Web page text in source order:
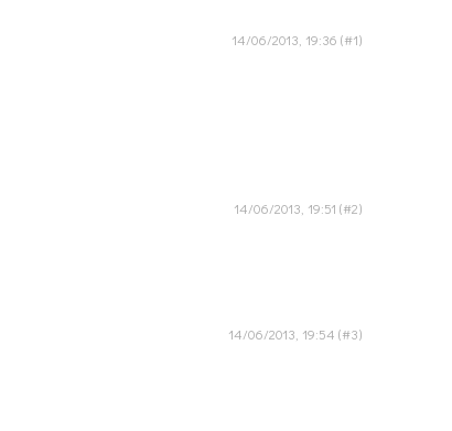
14/06/2013, 19:36
14/06/2013, 19:51
14/06/2013, 19:54